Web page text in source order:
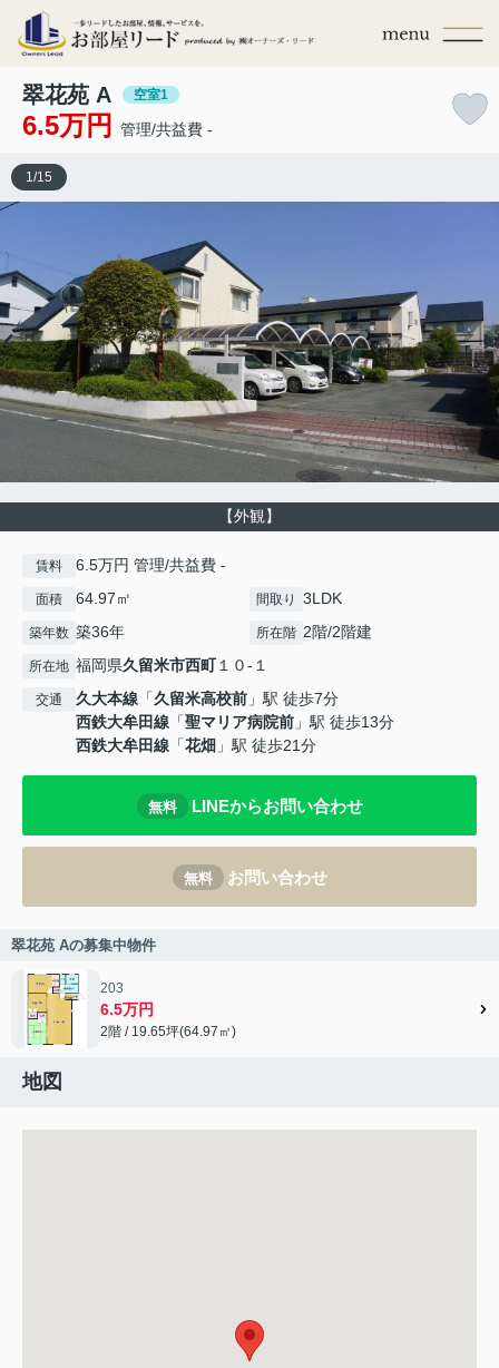
翠花苑 A 空室1
6.5万円 管理/共益費 -
【外観】
1 /15
賃料 6.5万円 管理/共益費 -
面積 64.97㎡ 間取り 3LDK
築年数 築36年 所在階 2階/2階建
所在地 福岡県久留米市西町１０-１
交通 久大本線 「久留米高校前 」駅 徒歩7分
西鉄大牟田線 「聖マリア病院前 」駅 徒歩13分
西鉄大牟田線 「花畑 」駅 徒歩21分
無料 LINEからお問い合わせ
無料 お問い合わせ
翠花苑 Aの募集中物件
203
6.5万円
2階 / 19.65坪(64.97㎡)
地図